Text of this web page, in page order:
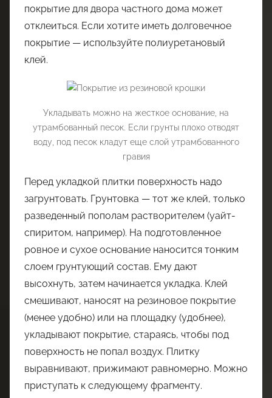
покрытие для двора частного дома может
отклеиться. Если хотите иметь долговечное
покрытие — используйте полиуретановый
клей.
Укладывать можно на жесткое основание, на
утрамбованный песок. Если грунты плохо отводят
воду, под песок кладут еще слой утрамбованного
гравия
Перед укладкой плитки поверхность надо
загрунтовать. Грунтовка — тот же клей, только
разведенный пополам растворителем (уайт-
спиритом, например). На подготовленное
ровное и сухое основание наносится тонким
слоем грунтующий состав. Ему дают
высохнуть, затем начинается укладка. Клей
смешивают, наносят на резиновое покрытие
(менее удобно) или на площадку (удобнее),
укладывают покрытие, стараясь, чтобы под
поверхность не попал воздух. Плитку
выравнивают, прижимают равномерно. Можно
приступать к следующему фрагменту.